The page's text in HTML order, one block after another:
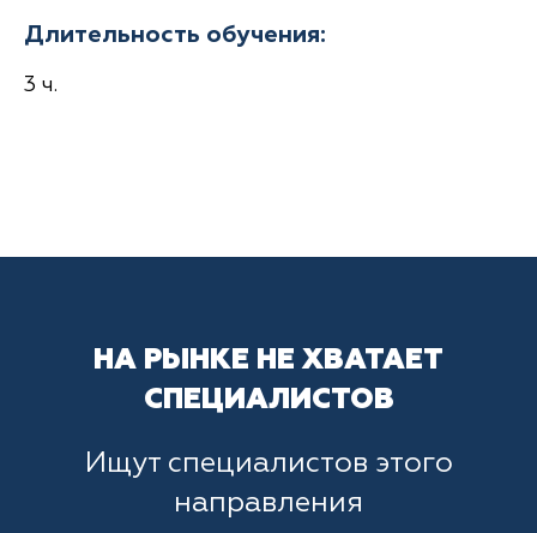
Длительность обучения:
3 ч.
НА РЫНКЕ НЕ ХВАТАЕТ
СПЕЦИАЛИСТОВ
Ищут специалистов этого
направления